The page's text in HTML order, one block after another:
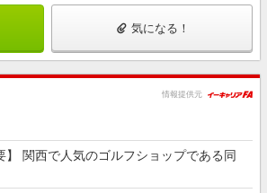
気になる！
情報提供元
】 関西で人気のゴルフショップである同